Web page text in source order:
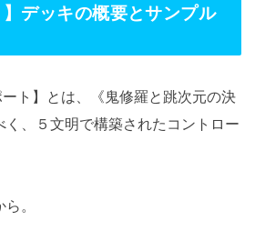
】デッキの概要とサンプル
ト】とは、《鬼修羅と跳次元の決
、５文明で構築されたコントロー
。